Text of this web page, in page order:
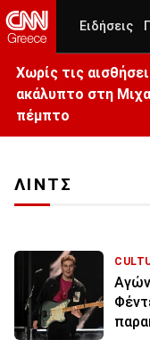
Ειδήσεις
Χωρίς τις
ακάλυπτο στη
πέμπτο
ΛΙΝΤΣ